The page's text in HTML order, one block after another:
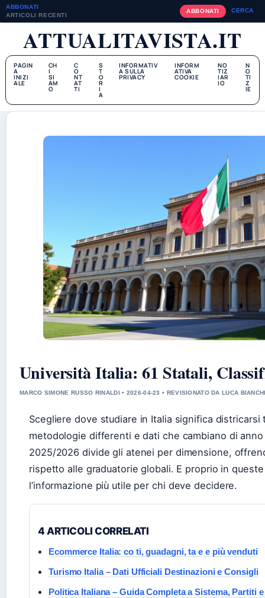
ABBONATI
ARTICOLI RECENTI
ABBONATI CERCA
ATTUALITAVISTA.IT
PAGIN
A
INIZI
ALE
CH
I
SI
AM
O
C
O
NT
AT
TI
S
T
O
R
I
A
INFORMATIV
A SULLA
PRIVACY
INFORM
ATIVA
COOKIE
NO
TIZ
IAR
IO
N
O
TI
Z
IE
Università Italia: 61 Statali,
MARCO SIMONE RUSSO RINALDI • 2026-04-23 • REVISIONATO DA LUCA
Scegliere dove studiare in Italia significa
metodologie differenti e dati che cambiano di
2025/2026 divide gli atenei per dimensione,
rispetto alle graduatorie globali. E proprio in
l’informazione più utile per chi deve decidere.
4 ARTICOLI CORRELATI
Ecommerce Italia: co ti, guadagni, ta e e più venduti
Turismo Italia – Dati Ufficiali Destinazioni e Consigli
Politica Italiana – Guida Completa a Sistema, Partiti